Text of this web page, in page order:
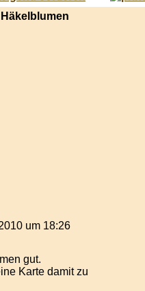
um 18:26
gut.
Karte damit zu